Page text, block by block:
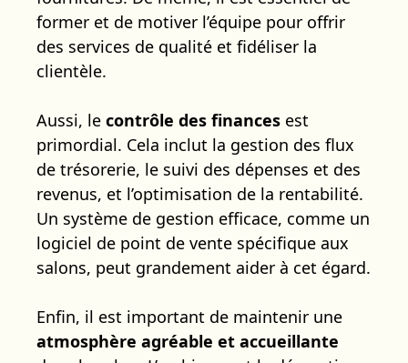
former et de motiver l’équipe pour offrir
des services de qualité et fidéliser la
clientèle.
Aussi, le contrôle des finances est
primordial. Cela inclut la gestion des flux
de trésorerie, le suivi des dépenses et des
revenus, et l’optimisation de la rentabilité.
Un système de gestion efficace, comme un
logiciel de point de vente spécifique aux
salons, peut grandement aider à cet égard.
Enfin, il est important de maintenir une
atmosphère agréable et accueillante